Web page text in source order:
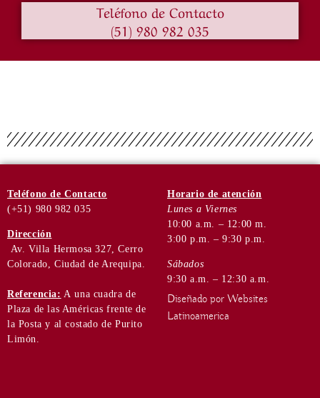
Teléfono de Contacto
(51) 980 982 035
Teléfono de Contacto
(+51) 980 982 035
Dirección
Av. Villa Hermosa 327, Cerro
Colorado, Ciudad de Arequipa.
Referencia: A una cuadra de
Plaza de las Américas frente de
la Posta y al costado de Purito
Limón.
Horario de atención
Lunes a Viernes
10:00 a.m. – 12:00 m.
3:00 p.m. – 9:30 p.m.
Sábados
9:30 a.m. – 12:30 a.m.
Diseñado por Websites
Latinoamerica